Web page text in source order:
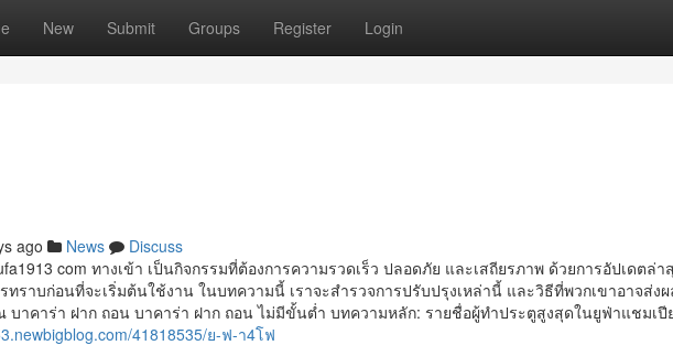
New Submit Groups Register Login
ago News
Discuss
com ทางเข้า เป็นกิจกรรมที่ต้องการความรวดเร็ว ปลอดภัย และเสถียรภาพ ด้วยการอัปเดตล่า
ราบก่อนที่จะเริ่มต้นใช้งาน ในบทความนี้ เราจะสำรวจการปรับปรุงเหล่านี้ และวิธีที่พวกเขาอาจส่ง
าคาร่า ฝาก ถอน บาคาร่า ฝาก ถอน ไม่มีขั้นต่ำ บทความหลัก: รายชื่อผู้ทำประตูสูงสุดในยูฟ่าแชมเปี
41818535/ย-ฟ-า4โฟ